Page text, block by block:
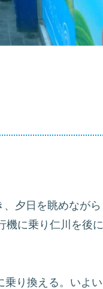
夕日を眺めながら
機に乗り仁川を後に
り換える。いよい